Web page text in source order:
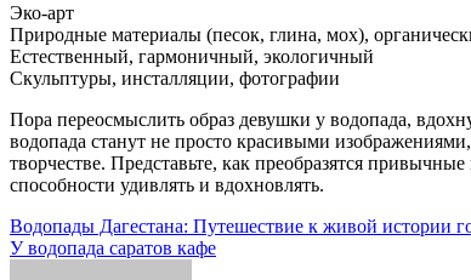
Эко-арт
Природные материалы (песок, глина, мох),
Естественный, гармоничный, экологичный
Скульптуры, инсталляции, фотографии
Пора переосмыслить образ девушки у водопада,
водопада станут не просто красивыми
творчестве. Представьте, как преобразятся
способности удивлять и вдохновлять.
Навигация
по
Водопады Дагестана: Путешествие к живой истории
У водопада саратов кафе